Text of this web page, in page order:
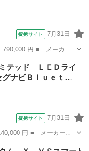
提携サイト 7月31日
ード名： カスタム
オートライト フォグ
テッド ＬＥＤライ
ナビＢｌｕｅｔ…
提携サイト 7月31日
ード名： Ｘリミテッ